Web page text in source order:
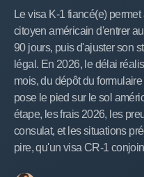
Le visa K-1 fiancé(e)
citoyen américain d'entrer
90 jours, puis d'ajuster son
légal. En 2026, le délai
mois, du dépôt du
pose le pied sur le sol
étape, les frais 2026, les
consulat, et les situations
pire, qu'un visa CR-1